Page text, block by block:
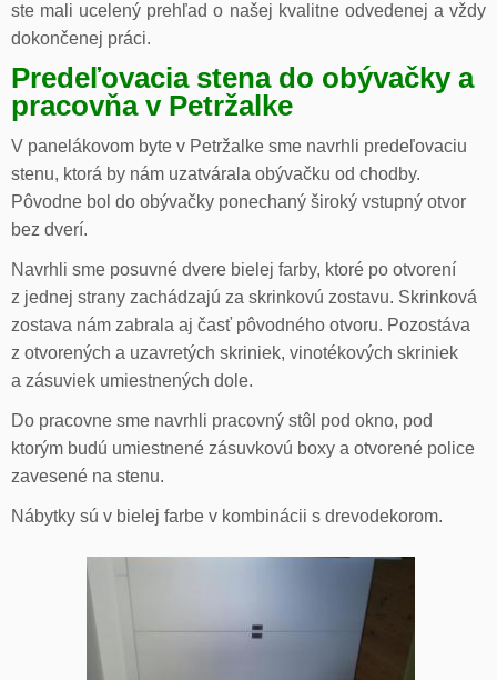
ste mali ucelený prehľad o našej kvalitne odvedenej a vždy
dokončenej práci.
Predeľovacia stena do obývačky a
pracovňa v Petržalke
V panelákovom byte v Petržalke sme navrhli predeľovaciu
stenu, ktorá by nám uzatvárala obývačku od chodby.
Pôvodne bol do obývačky ponechaný široký vstupný otvor
bez dverí.
Navrhli sme posuvné dvere bielej farby, ktoré po otvorení
z jednej strany zachádzajú za skrinkovú zostavu. Skrinková
zostava nám zabrala aj časť pôvodného otvoru. Pozostáva
z otvorených a uzavretých skriniek, vinotékových skriniek
a zásuviek umiestnených dole.
Do pracovne sme navrhli pracovný stôl pod okno, pod
ktorým budú umiestnené zásuvkovú boxy a otvorené police
zavesené na stenu.
Nábytky sú v bielej farbe v kombinácii s drevodekorom.